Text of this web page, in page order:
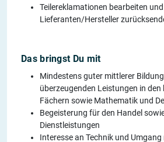
Teilereklamationen bearbeiten
Lieferanten/Hersteller
Das bringst Du mit
Mindestens guter mittlerer
überzeugenden Leistungen in
Fächern sowie Mathematik und
Begeisterung für den Handel
Dienstleistungen
Interesse an Technik und Umgang